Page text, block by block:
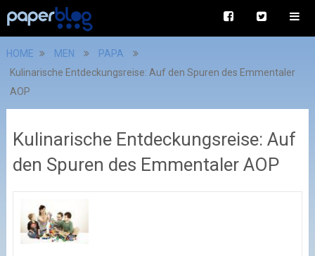
HOME MEN
PAPA
Kulinarische Entdeckungsreise: Auf den Spuren des Emmentaler
AOP
Kulinarische Entdeckungsreise: Auf
den Spuren des Emmentaler AOP